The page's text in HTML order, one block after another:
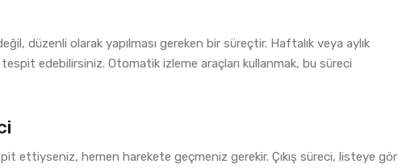
düzenli olarak yapılması gereken bir süreçtir. Haftalık veya aylık
edebilirsiniz. Otomatik izleme araçları kullanmak, bu süreci
ettiyseniz, hemen harekete geçmeniz gerekir. Çıkış süreci, listeye